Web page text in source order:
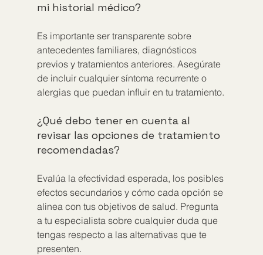
mi historial médico?
Es importante ser transparente sobre
antecedentes familiares, diagnósticos
previos y tratamientos anteriores. Asegúrate
de incluir cualquier síntoma recurrente o
alergias que puedan influir en tu tratamiento.
¿Qué debo tener en cuenta al
revisar las opciones de tratamiento
recomendadas?
Evalúa la efectividad esperada, los posibles
efectos secundarios y cómo cada opción se
alinea con tus objetivos de salud. Pregunta
a tu especialista sobre cualquier duda que
tengas respecto a las alternativas que te
presenten.